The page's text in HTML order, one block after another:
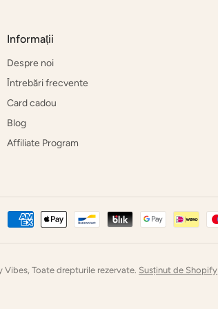
Informații
Despre noi
Întrebări frecvente
Card cadou
Blog
Affiliate Program
Vibes, Toate drepturile rezervate. Susținut de Shopify